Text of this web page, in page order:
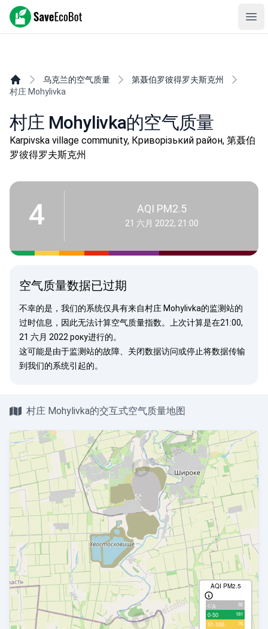
SaveEcoBot
乌克兰的空气质量
第聂伯罗彼得罗夫斯克州
村庄 Mohylivka
村庄 Mohylivka的空气质量
Karpivska village community, Криворізький район, 第聂伯
罗彼得罗夫斯克州
4 AQI PM2.5
21 六月 2022, 21:00
空气质量数据已过期
不幸的是，我们的系统仅具有来自村庄 Mohylivka的监测站的
过时信息，因此无法计算空气质量指数。上次计算是在21:00,
21 六月 2022 року进行的。
这可能是由于监测站的故障、关闭数据访问或停止将数据传输
到我们的系统引起的。
村庄 Mohylivka的交互式空气质量地图
AQI PM2.5
с/д 92
0-50 181
51-100 76